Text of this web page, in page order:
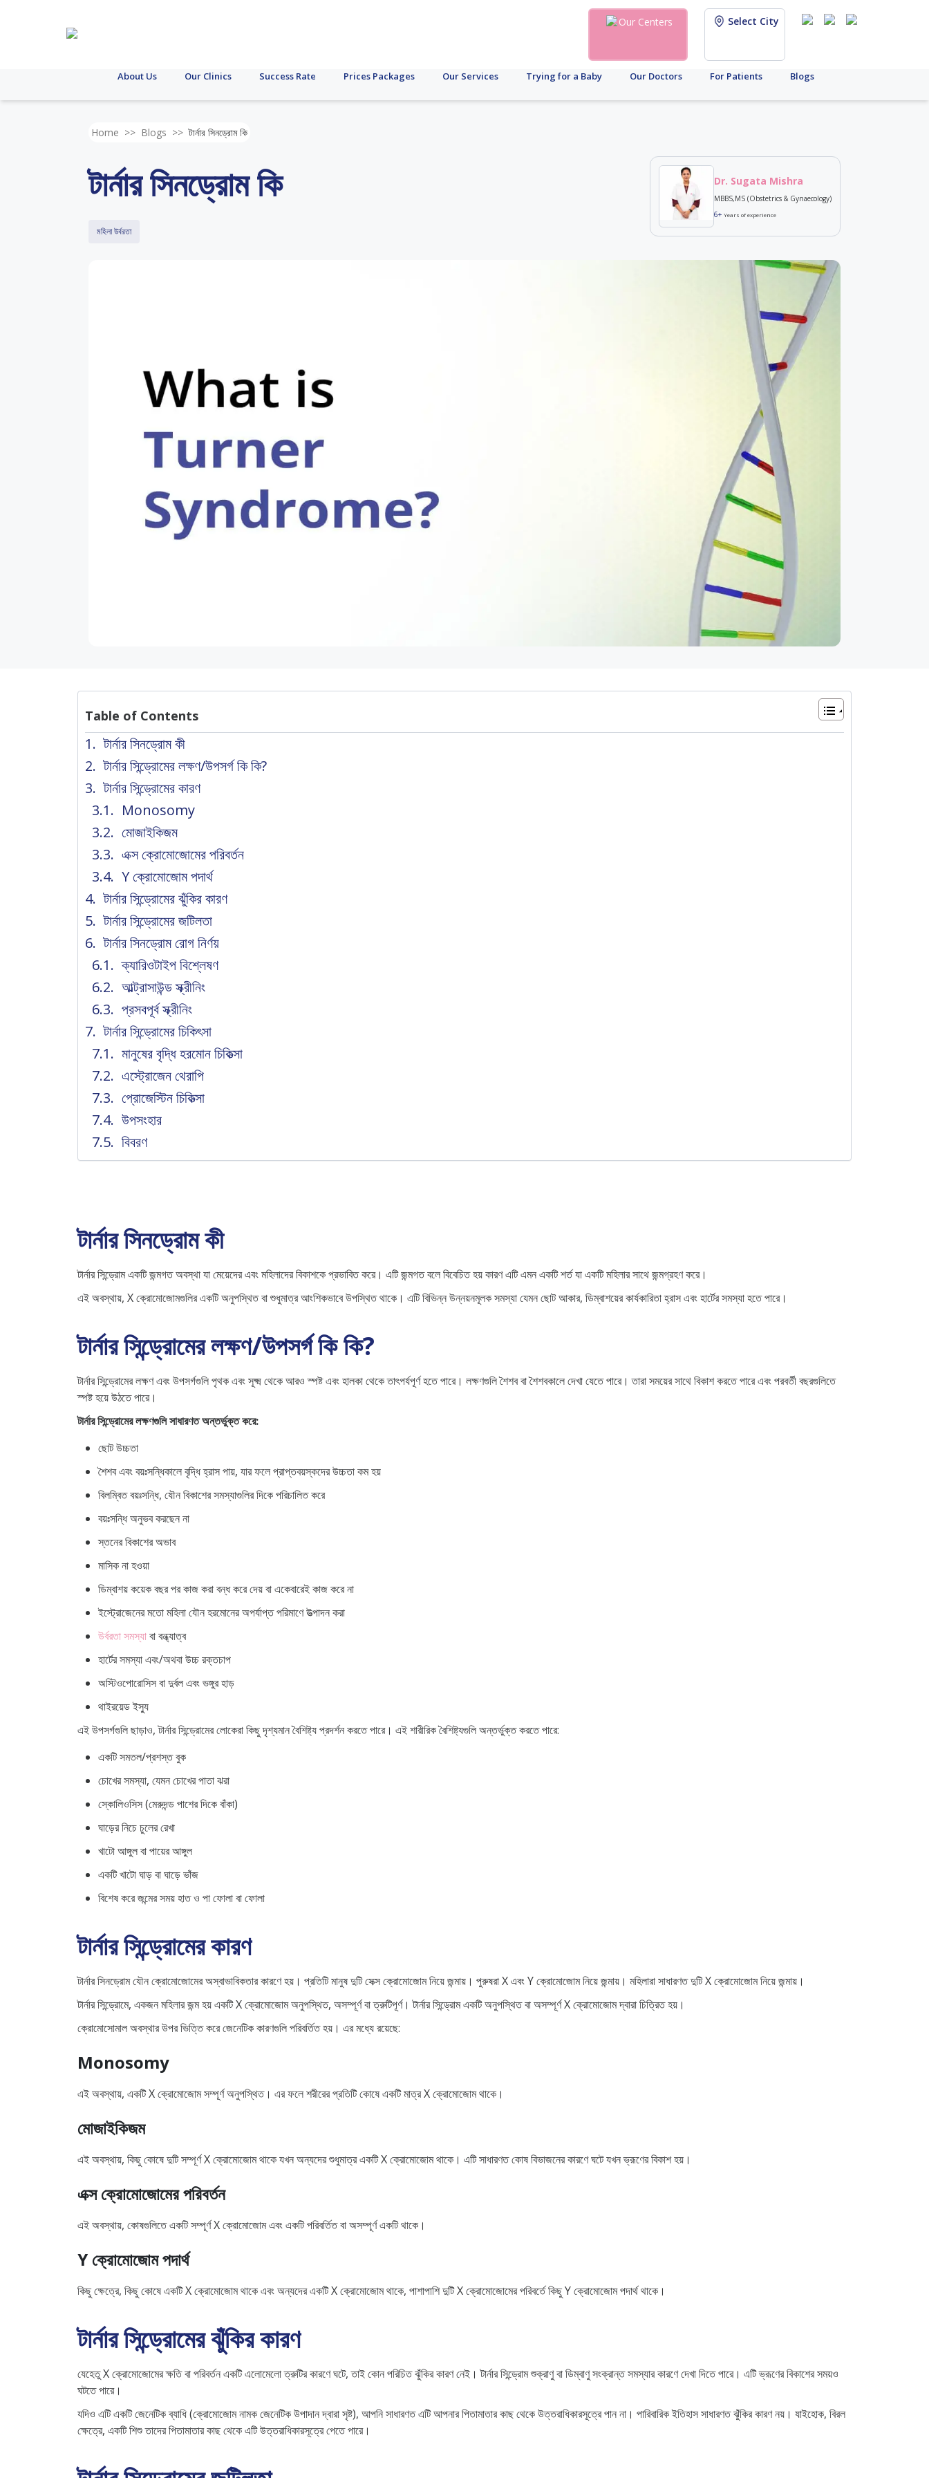
Our Centers Select City
About Us Our Clinics Success Rate Prices Packages Our Services Trying for a Baby Our Doctors For Patients Blogs
Home >> Blogs >> টার্নার সিনড্রোম কি
টার্নার সিনড্রোম কি
মহিলা উর্বরতা
Dr. Sugata Mishra
MBBS,MS (Obstetrics & Gynaecology)
6+ Years of experience
Table of Contents
টার্নার সিনড্রোম কী
টার্নার সিন্ড্রোমের লক্ষণ/উপসর্গ কি কি?
টার্নার সিন্ড্রোমের কারণ
Monosomy
মোজাইকিজম
এক্স ক্রোমোজোমের পরিবর্তন
Y ক্রোমোজোম পদার্থ
টার্নার সিন্ড্রোমের ঝুঁকির কারণ
টার্নার সিন্ড্রোমের জটিলতা
টার্নার সিনড্রোম রোগ নির্ণয়
ক্যারিওটাইপ বিশ্লেষণ
আল্ট্রাসাউন্ড স্ক্রীনিং
প্রসবপূর্ব স্ক্রীনিং
টার্নার সিন্ড্রোমের চিকিৎসা
মানুষের বৃদ্ধি হরমোন চিকিত্সা
এস্ট্রোজেন থেরাপি
প্রোজেস্টিন চিকিত্সা
উপসংহার
বিবরণ
টার্নার সিনড্রোম কী
টার্নার সিন্ড্রোম একটি জন্মগত অবস্থা যা মেয়েদের এবং মহিলাদের বিকাশকে প্রভাবিত করে। এটি জন্মগত বলে বিবেচিত হয় কারণ এটি এমন একটি শর্ত যা একটি মহিলার সাথে জন্মগ্রহণ করে।
এই অবস্থায়, X ক্রোমোজোমগুলির একটি অনুপস্থিত বা শুধুমাত্র আংশিকভাবে উপস্থিত থাকে। এটি বিভিন্ন উন্নয়নমূলক সমস্যা যেমন ছোট আকার, ডিম্বাশয়ের কার্যকারিতা হ্রাস এবং হার্টের সমস্যা হতে পারে।
টার্নার সিন্ড্রোমের লক্ষণ/উপসর্গ কি কি?
টার্নার সিন্ড্রোমের লক্ষণ এবং উপসর্গগুলি পৃথক এবং সূক্ষ্ম থেকে আরও স্পষ্ট এবং হালকা থেকে তাৎপর্যপূর্ণ হতে পারে। লক্ষণগুলি শৈশব বা শৈশবকালে দেখা যেতে পারে। তারা সময়ের সাথে বিকাশ করতে পারে এবং পরবর্তী বছরগুলিতে
স্পষ্ট হয়ে উঠতে পারে।
টার্নার সিন্ড্রোমের লক্ষণগুলি সাধারণত অন্তর্ভুক্ত করে:
ছোট উচ্চতা
শৈশব এবং বয়ঃসন্ধিকালে বৃদ্ধি হ্রাস পায়, যার ফলে প্রাপ্তবয়স্কদের উচ্চতা কম হয়
বিলম্বিত বয়ঃসন্ধি, যৌন বিকাশের সমস্যাগুলির দিকে পরিচালিত করে
বয়ঃসন্ধি অনুভব করছেন না
স্তনের বিকাশের অভাব
মাসিক না হওয়া
ডিম্বাশয় কয়েক বছর পর কাজ করা বন্ধ করে দেয় বা একেবারেই কাজ করে না
ইস্ট্রোজেনের মতো মহিলা যৌন হরমোনের অপর্যাপ্ত পরিমাণে উত্পাদন করা
উর্বরতা সমস্যাবা বন্ধ্যাত্ব
হার্টের সমস্যা এবং/অথবা উচ্চ রক্তচাপ
অস্টিওপোরোসিস বা দুর্বল এবং ভঙ্গুর হাড়
থাইরয়েড ইস্যু
এই উপসর্গগুলি ছাড়াও, টার্নার সিন্ড্রোমের লোকেরা কিছু দৃশ্যমান বৈশিষ্ট্য প্রদর্শন করতে পারে। এই শারীরিক বৈশিষ্ট্যগুলি অন্তর্ভুক্ত করতে পারে:
একটি সমতল/প্রশস্ত বুক
চোখের সমস্যা, যেমন চোখের পাতা ঝরা
স্কোলিওসিস (মেরুদন্ড পাশের দিকে বাঁকা)
ঘাড়ের নিচে চুলের রেখা
খাটো আঙ্গুল বা পায়ের আঙ্গুল
একটি খাটো ঘাড় বা ঘাড়ে ভাঁজ
বিশেষ করে জন্মের সময় হাত ও পা ফোলা বা ফোলা
টার্নার সিন্ড্রোমের কারণ
টার্নার সিনড্রোম যৌন ক্রোমোজোমের অস্বাভাবিকতার কারণে হয়। প্রতিটি মানুষ দুটি সেক্স ক্রোমোজোম নিয়ে জন্মায়। পুরুষরা X এবং Y ক্রোমোজোম নিয়ে জন্মায়। মহিলারা সাধারণত দুটি X ক্রোমোজোম নিয়ে জন্মায়।
টার্নার সিন্ড্রোমে, একজন মহিলার জন্ম হয় একটি X ক্রোমোজোম অনুপস্থিত, অসম্পূর্ণ বা ত্রুটিপূর্ণ। টার্নার সিন্ড্রোম একটি অনুপস্থিত বা অসম্পূর্ণ X ক্রোমোজোম দ্বারা চিত্রিত হয়।
ক্রোমোসোমাল অবস্থার উপর ভিত্তি করে জেনেটিক কারণগুলি পরিবর্তিত হয়। এর মধ্যে রয়েছে:
Monosomy
এই অবস্থায়, একটি X ক্রোমোজোম সম্পূর্ণ অনুপস্থিত। এর ফলে শরীরের প্রতিটি কোষে একটি মাত্র X ক্রোমোজোম থাকে।
মোজাইকিজম
এই অবস্থায়, কিছু কোষে দুটি সম্পূর্ণ X ক্রোমোজোম থাকে যখন অন্যদের শুধুমাত্র একটি X ক্রোমোজোম থাকে। এটি সাধারণত কোষ বিভাজনের কারণে ঘটে যখন ভ্রূণের বিকাশ হয়।
এক্স ক্রোমোজোমের পরিবর্তন
এই অবস্থায়, কোষগুলিতে একটি সম্পূর্ণ X ক্রোমোজোম এবং একটি পরিবর্তিত বা অসম্পূর্ণ একটি থাকে।
Y ক্রোমোজোম পদার্থ
কিছু ক্ষেত্রে, কিছু কোষে একটি X ক্রোমোজোম থাকে এবং অন্যদের একটি X ক্রোমোজোম থাকে, পাশাপাশি দুটি X ক্রোমোজোমের পরিবর্তে কিছু Y ক্রোমোজোম পদার্থ থাকে।
টার্নার সিন্ড্রোমের ঝুঁকির কারণ
যেহেতু X ক্রোমোজোমের ক্ষতি বা পরিবর্তন একটি এলোমেলো ত্রুটির কারণে ঘটে, তাই কোন পরিচিত ঝুঁকির কারণ নেই। টার্নার সিন্ড্রোম শুক্রাণু বা ডিম্বাণু সংক্রান্ত সমস্যার কারণে দেখা দিতে পারে। এটি ভ্রূণের বিকাশের সময়ও
ঘটতে পারে।
যদিও এটি একটি জেনেটিক ব্যাধি (ক্রোমোজোম নামক জেনেটিক উপাদান দ্বারা সৃষ্ট), আপনি সাধারণত এটি আপনার পিতামাতার কাছ থেকে উত্তরাধিকারসূত্রে পান না। পারিবারিক ইতিহাস সাধারণত ঝুঁকির কারণ নয়। যাইহোক, বিরল
ক্ষেত্রে, একটি শিশু তাদের পিতামাতার কাছ থেকে এটি উত্তরাধিকারসূত্রে পেতে পারে।